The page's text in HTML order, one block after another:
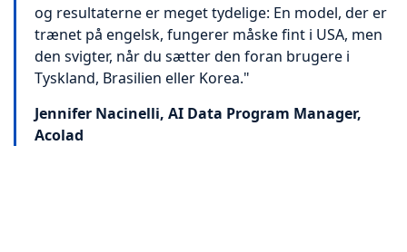
og resultaterne er meget tydelige: En model, der er
trænet på engelsk, fungerer måske fint i USA, men
den svigter, når du sætter den foran brugere i
Tyskland, Brasilien eller Korea."
Jennifer Nacinelli, AI Data Program Manager,
Acolad